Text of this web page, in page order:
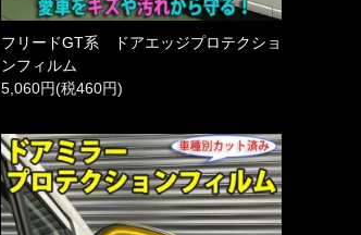
フリードGT系 ドアエッジプロテクショ
ンフィルム
5,060円(税460円)